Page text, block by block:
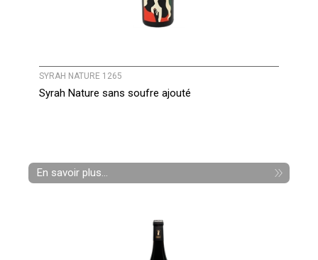
SYRAH NATURE 1265
Syrah Nature sans soufre ajouté
En savoir plus...